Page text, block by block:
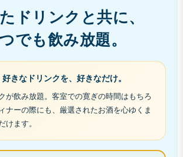
ドリンクと共に、
でも飲み放題。
きなドリンクを、好きなだけ。
が飲み放題。客室での寛ぎの時間はもちろ
ナーの際にも、厳選されたお酒を心ゆくま
けます。